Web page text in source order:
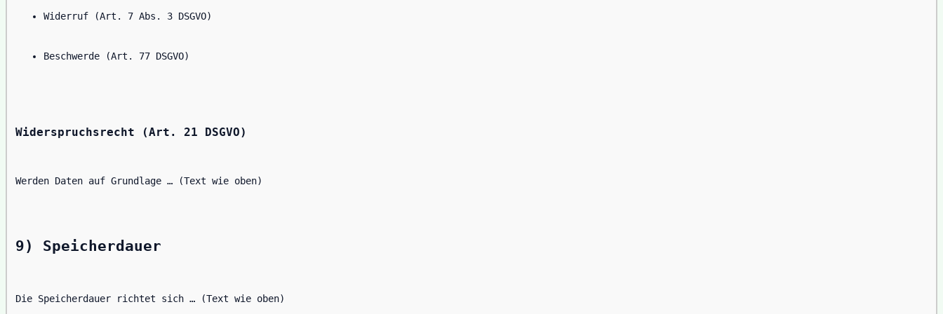
Widerruf (Art. 7 Abs. 3 DSGVO)
Beschwerde (Art. 77 DSGVO)
Widerspruchsrecht (Art. 21 DSGVO)
Werden Daten auf Grundlage … (Text wie oben)
9) Speicherdauer
Die Speicherdauer richtet sich … (Text wie oben)